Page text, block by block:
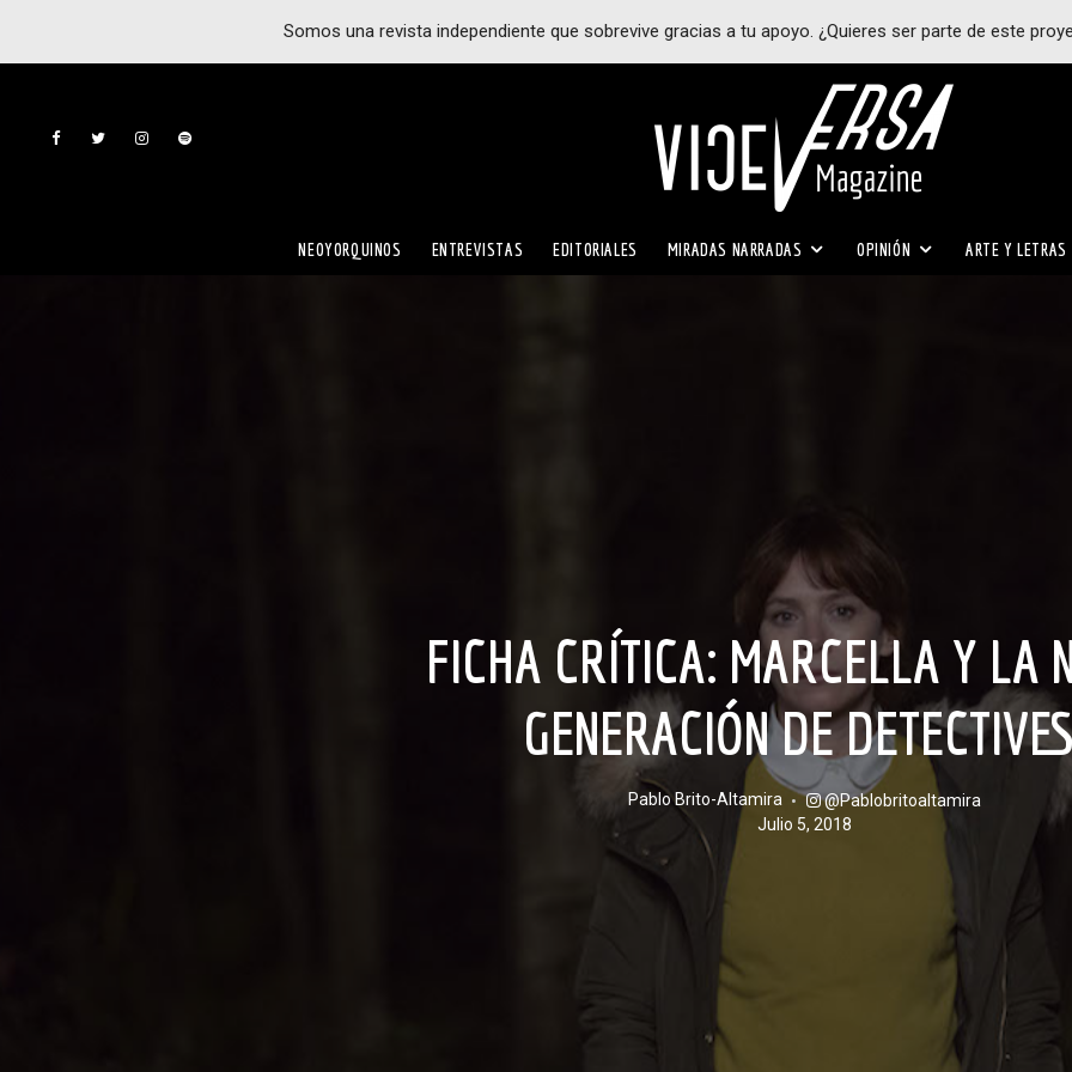
Somos una revista independiente que sobrevive gracias a tu apoyo. ¿Quieres ser parte de este
NEOYORQUINOS ENTREVISTAS EDITORIALES MIRADAS NARRADAS OPINIÓN ARTE Y LETRAS
FICHA CRÍTICA: MARCELLA Y LA NUEVA
GENERACIÓN DE
Pablo Brito-Altamira
@pablobritoaltamira
julio 5, 2018